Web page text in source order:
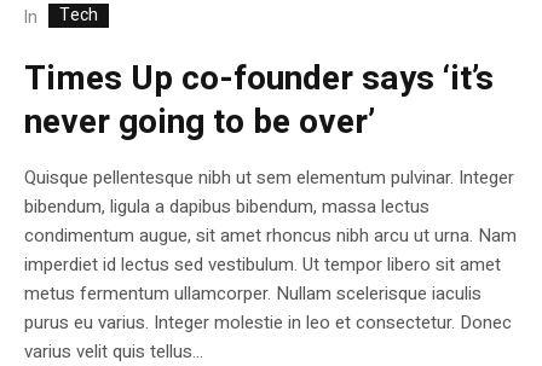
In Tech
Times Up co-founder says ‘it’s
never going to be over’
Quisque pellentesque nibh ut sem elementum pulvinar. Integer
bibendum, ligula a dapibus bibendum, massa lectus
condimentum augue, sit amet rhoncus nibh arcu ut urna. Nam
imperdiet id lectus sed vestibulum. Ut tempor libero sit amet
metus fermentum ullamcorper. Nullam scelerisque iaculis
purus eu varius. Integer molestie in leo et consectetur. Donec
varius velit quis tellus...